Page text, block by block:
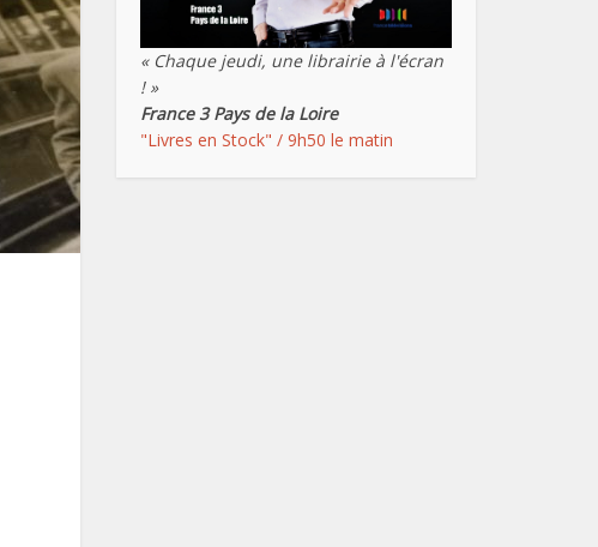
« Chaque jeudi, une librairie à l'écran
! »
France 3 Pays de la Loire
"Livres en Stock" / 9h50 le matin